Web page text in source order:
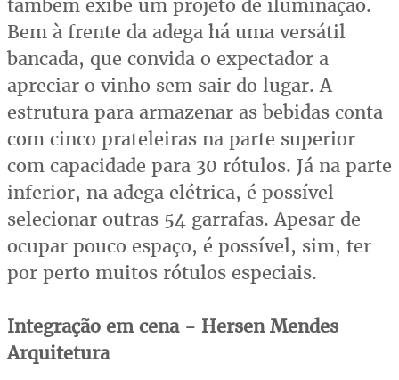
Bem à frente da adega há uma versátil
bancada, que convida o expectador a
apreciar o vinho sem sair do lugar. A
estrutura para armazenar as bebidas conta
com cinco prateleiras na parte superior
com capacidade para 30 rótulos. Já na parte
inferior, na adega elétrica, é possível
selecionar outras 54 garrafas. Apesar de
ocupar pouco espaço, é possível, sim, ter
por perto muitos rótulos especiais.
Integração em cena - Hersen Mendes
Arquitetura